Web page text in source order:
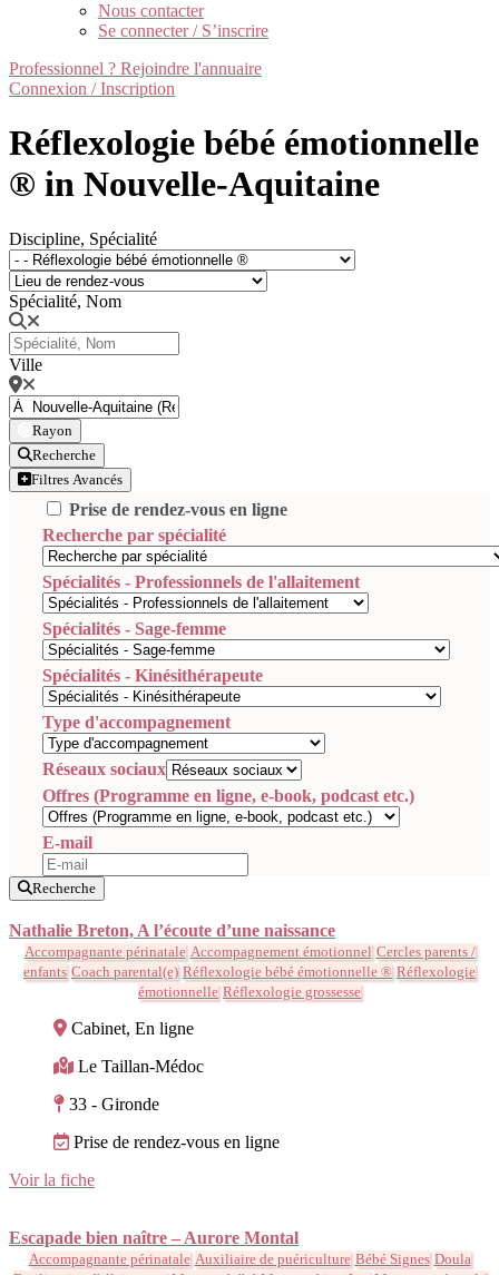
Nous contacter
Se connecter / S’inscrire
Professionnel ? Rejoindre l'annuaire
Connexion / Inscription
Réflexologie bébé émotionnelle
® in Nouvelle-Aquitaine
Discipline, Spécialité
Spécialité, Nom
Ville
Rayon
Recherche
Filtres Avancés
Prise de rendez-vous en ligne
Recherche par spécialité
Spécialités - Professionnels de l'allaitement
Spécialités - Sage-femme
Spécialités - Kinésithérapeute
Type d'accompagnement
Réseaux sociaux
Offres (Programme en ligne, e-book, podcast etc.)
E-mail
Recherche
Nathalie Breton, A l’écoute d’une naissance
Accompagnante périnatale Accompagnement émotionnel Cercles parents /
enfants Coach parental(e) Réflexologie bébé émotionnelle ® Réflexologie
émotionnelle Réflexologie grossesse
Cabinet, En ligne
Le Taillan-Médoc
33 - Gironde
Prise de rendez-vous en ligne
Voir la fiche
Escapade bien naître – Aurore Montal
Accompagnante périnatale Auxiliaire de puériculture Bébé Signes Doula